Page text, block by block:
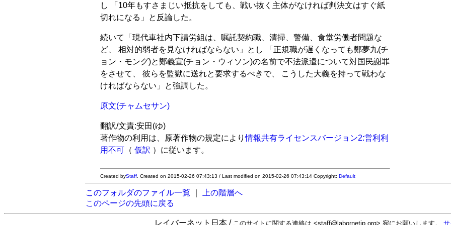
し 「10年もすさまじい抵抗をしても、戦い抜く主体がなければ判決文はすぐ紙
切れになる」と反論した。
続いて「現代車社内下請労組は、嘱託契約職、清掃、警備、食堂労働者問題な
ど、 相対的弱者を見なければならない」とし 「正規職が遅くなっても鄭夢九(チ
ョン・モング)と鄭義宣(チョン・ウィソン)の名前で不法派遣について対国民謝罪
をさせて、 彼らを監獄に送れと要求するべきで、 こうした大義を持って戦わな
ければならない」と強調した。
原文(チャムセサン)
翻訳/文責:安田(ゆ)
著作物の利用は、原著作物の規定により情報共有ライセンスバージョン2:営利利
用不可 （仮訳 ）に従います。
Created byStaff . Created on 2015-02-26 07:43:13 / Last modified on 2015-02-26 07:43:14 Copyright:Default
このフォルダのファイル一覧
上の階層へ
このページの先頭に戻る
レイバーネット日本 / このサイトに関する連絡は <staff@labornetjp.org> 宛にお願いします。